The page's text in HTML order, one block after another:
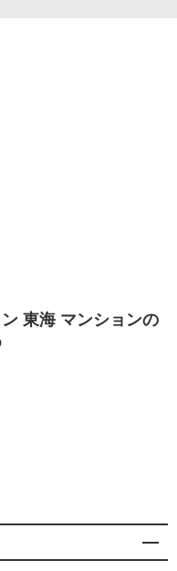
東海 マンションの